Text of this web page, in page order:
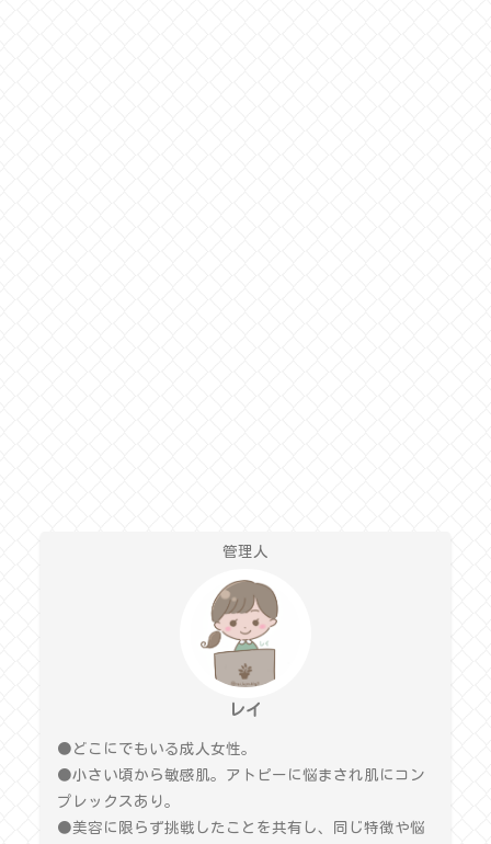
管理人
レイ
●どこにでもいる成人女性。
●小さい頃から敏感肌。アトピーに悩まされ肌にコン
プレックスあり。
●美容に限らず挑戦したことを共有し、同じ特徴や悩